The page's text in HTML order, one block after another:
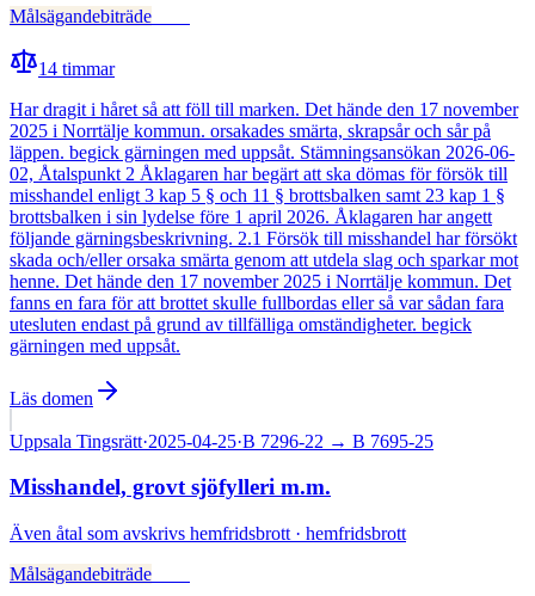
Målsägandebiträde
14 timmar
Har dragit i håret så att föll till marken. Det hände den 17 november
2025 i Norrtälje kommun. orsakades smärta, skrapsår och sår på
läppen. begick gärningen med uppsåt. Stämningsansökan 2026-06-
02, Åtalspunkt 2 Åklagaren har begärt att ska dömas för försök till
misshandel enligt 3 kap 5 § och 11 § brottsbalken samt 23 kap 1 §
brottsbalken i sin lydelse före 1 april 2026. Åklagaren har angett
följande gärningsbeskrivning. 2.1 Försök till misshandel har försökt
skada och/eller orsaka smärta genom att utdela slag och sparkar mot
henne. Det hände den 17 november 2025 i Norrtälje kommun. Det
fanns en fara för att brottet skulle fullbordas eller så var sådan fara
utesluten endast på grund av tillfälliga omständigheter. begick
gärningen med uppsåt.
Läs domen
Uppsala Tingsrätt·2025-04-25·B 7296-22 → B 7695-25
Misshandel, grovt sjöfylleri m.m.
Även åtal som avskrivs hemfridsbrott · hemfridsbrott
Målsägandebiträde